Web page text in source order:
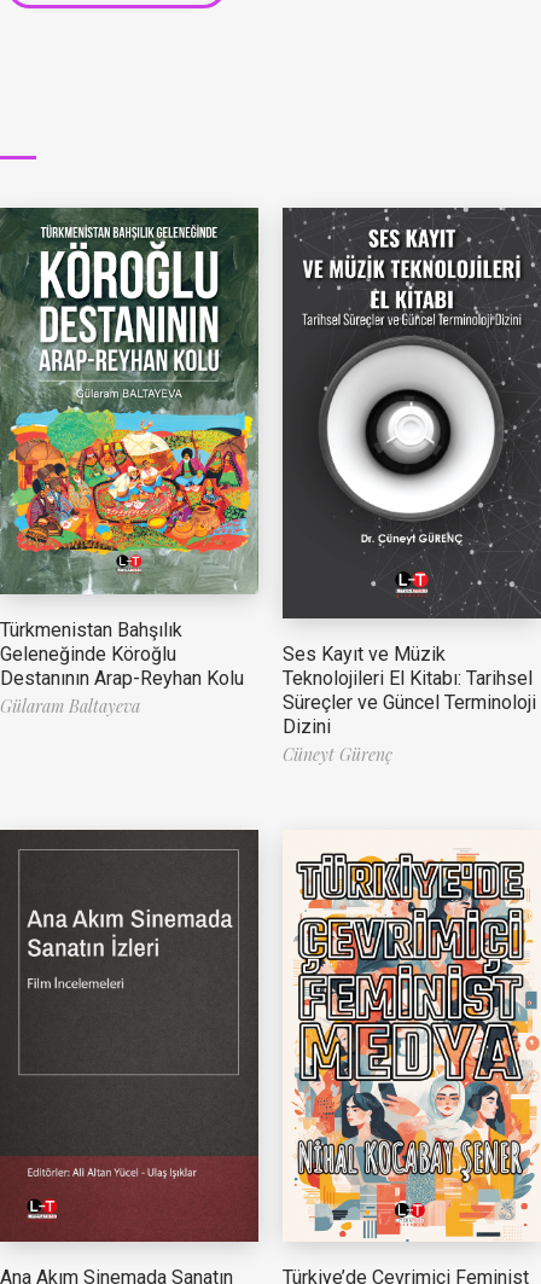
Türkmenistan Bahşılık
Geleneğinde Köroğlu
Destanının Arap-Reyhan Kolu
Gülaram Baltayeva
Ses Kayıt ve Müzik
Teknolojileri El Kitabı: Tarihsel
Süreçler ve Güncel Terminoloji
Dizini
Cüneyt Gürenç
Ana Akım Sinemada Sanatın
Türkiye’de Çevrimiçi Feminist